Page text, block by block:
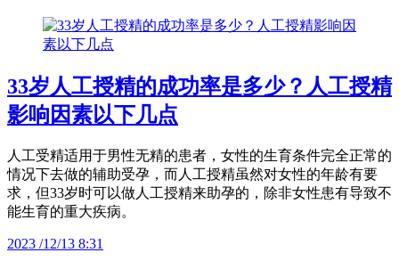
33岁人工授精的成功率是多少？人工授精
影响因素以下几点
人工受精适用于男性无精的患者，女性的生育条件完全正常的
情况下去做的辅助受孕，而人工授精虽然对女性的年龄有要
求，但33岁时可以做人工授精来助孕的，除非女性患有导致不
能生育的重大疾病。
2023 /12/13 8:31